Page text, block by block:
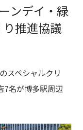
ンデイ・緑
推進協議
スペシャルクリ
7名が博多駅周辺